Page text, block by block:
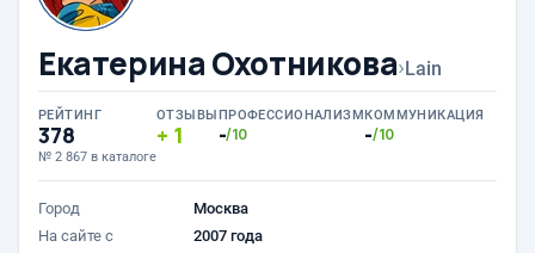
Екатерина Охотникова›Lain
РЕЙТИНГ
378
№ 2 867 в каталоге
ОТЗЫВЫ
1
ПРОФЕССИОНАЛИЗМ
-/10
КОММУНИКАЦИЯ
-/10
Город
Москва
На сайте с
2007 года